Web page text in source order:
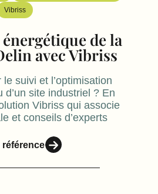
Vibriss
de la
avec Vibriss
suivi et l’optimisation
d’un site industriel ? En
Vibriss qui associe
et conseils d’experts
référence